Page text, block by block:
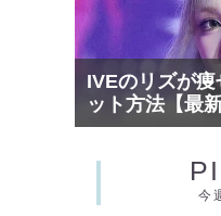
IVEのリズが
ット方法【最
今